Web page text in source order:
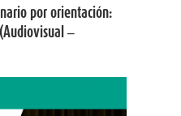
por orientación:
–